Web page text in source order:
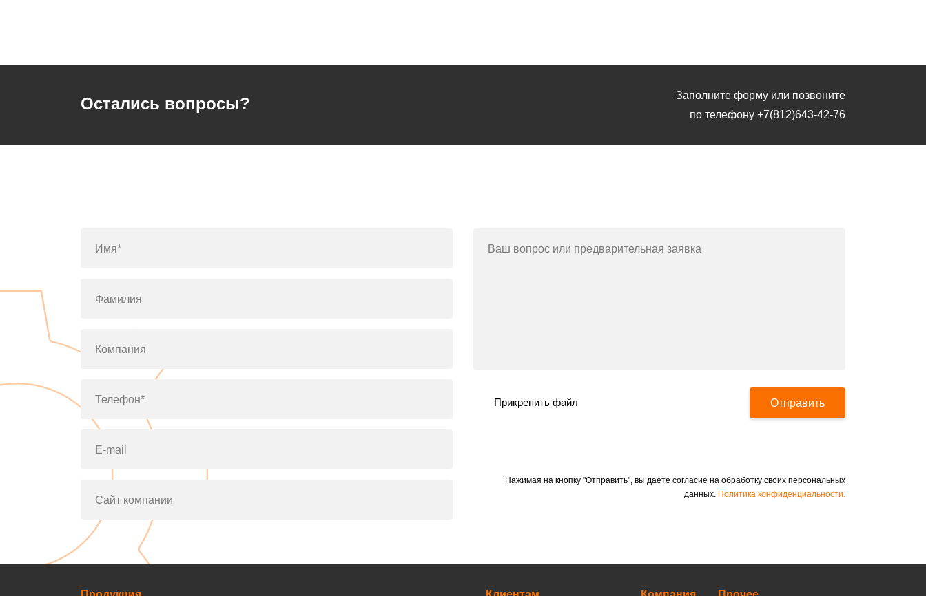
Остались вопросы?
Заполните форму или позвоните
по телефону +7(812)643-42-76
Имя*
Фамилия
Компания
Телефон*
E-mail
Сайт компании
Ваш вопрос или предварительная заявка
Прикрепить файл Отправить
Нажимая на кнопку "Отправить", вы даете согласие на обработку своих персональных
данных. Политика конфиденциальности.